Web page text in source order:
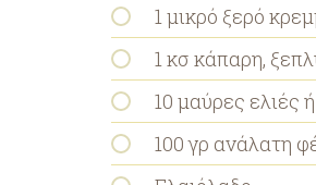
1 μικρό ξερό
1 κσ κάπαρη,
10 μαύρες ελιές ή
100 γρ ανάλατη